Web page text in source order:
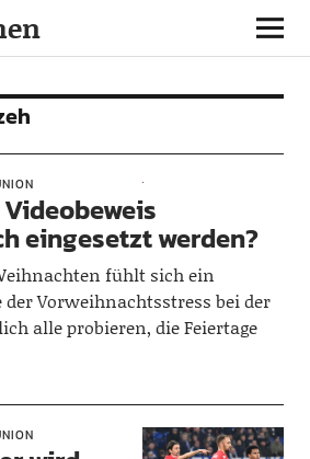
eingesetzt werden?
fühlt sich ein
Vorweihnachtsstress bei der
alle probieren, die Feiertage